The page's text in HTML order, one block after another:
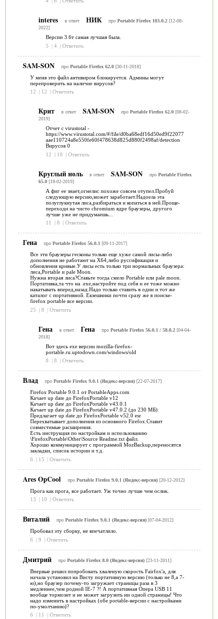
interes в ответ НИК про Portable Firefox 103.0.2[12-08-
2022]
Версии 3.6т самая лучшая была.
5
| 4 | Ответить
SAM-SON про Portable Firefox 62.0[30-11-2018]
У меня это файл антивиром блокируется. Админы могут
перепроверить на наличие вирусов?
12
| 12 | Ответить
Крит в ответ SAM-SON про Portable Firefox 62.0[08-02-
2019]
Отчет с virustotal -
https://www.virustotal.com/#/file/d0ba68edf16d50ed9f22077
aae110724a8e550fe60f478638d825d880f2498af/detection
Вирусов 0
12
| 10 | Ответить
Круглый ноль в ответ SAM-SON про Portable Firefox
65.0[18-02-2019]
А фиг ее знает,огнелис похоже совсем отупел.Пробуй
следующую версию,может заработает.Надоела эта
полуглукнутая лиса,разбираться и копаться в ней.Проще-
переходи на чисто chromium ядре браузеры, другого
лучше уже не придумаешь...
11
| 8 | Ответить
Гена про Portable Firefox 56.0.1 [09-11-2017]
Все эти браузеры гесконы только еще хуже самой лисы-либо
дополнения не работают на Х64,либо руссификация и
обновления кривые.У лисы есть только три нормальных браузера:
лиса,Portable и pale Moon.
Нужна вторая лиса?Ставьте тогда смело Portable или pale moon.
Портативка,та что на .exe,настройте под себя и ее тоже можно
накатывать вперед,назад.Надо только ставить в один и тот же
каталог с портативной. Екзешники почти сразу же в поиске-
firefox portable все версии.
25
| 8 | Ответить
Гена в ответ Гена про Portable Firefox 56.0.1 / 58.0.2[04-04-
2018]
Вот здесь exe версии mozilla-firefox-
portable.ru.uptodown.com/windows/old
8
| 8 | Ответить
Влад про Portable Firefox 9.0.1 (Яндекс-версия)[22-07-2017]
Firefox Portable 9.0.1 от PortableApps.com
Качает up date до FirefoxPortable v12
Качает up date до FirefoxPortable v43.0.1
Качает up date до FirefoxPortable v47.0.2 (до 230 МБ)
Предлагает up date до FirefoxPortable v52.0 esr
Перехватывает дополнения из основного Firefox.Ставит
совместимые расширения.
Есть инструкция по настройкам и использованию
\FirefoxPortable\Other\Source Readme.txt файл.
Хорошо коммуницирует с программой MozBackup,переносятся
закладки, список истории и т.д.
6
| 15 | Ответить
Ares OpCool про Portable Firefox 9.0.1 (Яндекс-версия)[20-12-2012]
Прога как прога, все работает. Уж точно лучше чем ослик.
13
| 10 | Ответить
Виталий про Portable Firefox 9.0.1 (Яндекс-версия)[07-04-2012]
Пробовал эту сборку, не впечатлило.
6
| 9 | Ответить
Дмитрий про Portable Firefox 8.0 (Яндекс-версия)[23-11-2011]
Впервые решил попробовать хваленую скорость Fairfox'а, для
начала установил на Висту портативную версию (только не 8,а 7-
ю),но браузер почему-то загружает страницы раза в 3
медленнее,чем родной IE-7 ?! А портативная Опера USB 11
вообще тормозит и не может загрузить ни одной страницы! Что
надо изменить в настройках (обе portable-версии с настройками
по-умолчанию)?
6
| 11 | Ответить